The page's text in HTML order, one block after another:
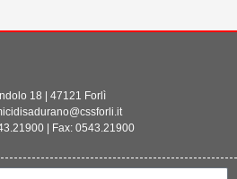
18 | 47121 Forlì
| Fax: 0543.21900